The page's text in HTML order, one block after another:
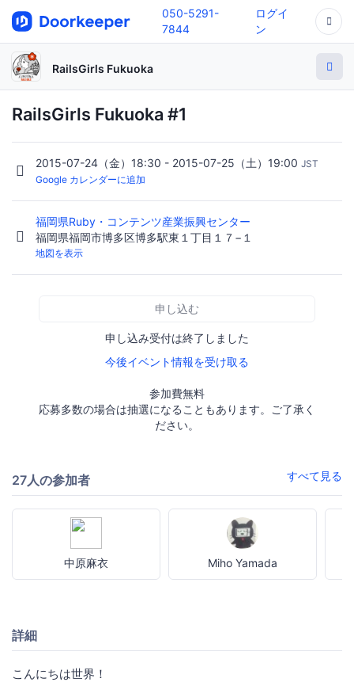
050-5291-
7844
ログイ
ン
RailsGirls Fukuoka
RailsGirls Fukuoka #1
2015-07-24（金）18:30 - 2015-07-25（土）19:00 JST
Google カレンダーに追加
福岡県Ruby・コンテンツ産業振興センター
福岡県福岡市博多区博多駅東１丁目１７−１
地図を表示
申し込む
申し込み受付は終了しました
今後イベント情報を受け取る
参加費無料
応募多数の場合は抽選になることもあります。ご了承く
ださい。
27人の参加者 すべて見る
中原麻衣 Miho Yamada
詳細
こんにちは世界！